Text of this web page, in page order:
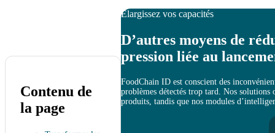
Contenu de
la page
Élargissez vos capacités
D’autres moyens de
pression liée au
FoodChain ID est conscient des
problèmes détectés trop tard. Nos solutions
produits, tandis que nos modules